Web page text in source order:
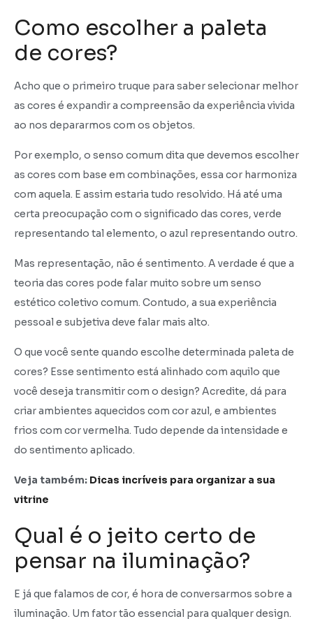
Como escolher a paleta
de cores?
Acho que o primeiro truque para saber selecionar melhor
as cores é expandir a compreensão da experiência vivida
ao nos depararmos com os objetos.
Por exemplo, o senso comum dita que devemos escolher
as cores com base em combinações, essa cor harmoniza
com aquela. E assim estaria tudo resolvido. Há até uma
certa preocupação com o significado das cores, verde
representando tal elemento, o azul representando outro.
Mas representação, não é sentimento. A verdade é que a
teoria das cores pode falar muito sobre um senso
estético coletivo comum. Contudo, a sua experiência
pessoal e subjetiva deve falar mais alto.
O que você sente quando escolhe determinada paleta de
cores? Esse sentimento está alinhado com aquilo que
você deseja transmitir com o design? Acredite, dá para
criar ambientes aquecidos com cor azul, e ambientes
frios com cor vermelha. Tudo depende da intensidade e
do sentimento aplicado.
Veja também: Dicas incríveis para organizar a sua
vitrine
Qual é o jeito certo de
pensar na iluminação?
E já que falamos de cor, é hora de conversarmos sobre a
iluminação. Um fator tão essencial para qualquer design.